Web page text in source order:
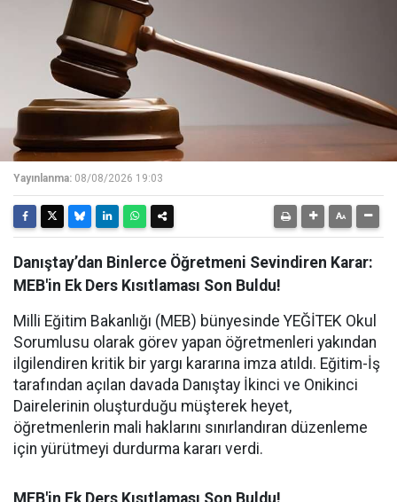
Yayınlanma: 08/08/2026 19:03
Danıştay’dan Binlerce Öğretmeni Sevindiren Karar:
MEB'in Ek Ders Kısıtlaması Son Buldu!
Milli Eğitim Bakanlığı (MEB) bünyesinde YEĞİTEK Okul
Sorumlusu olarak görev yapan öğretmenleri yakından
ilgilendiren kritik bir yargı kararına imza atıldı. Eğitim-İş
tarafından açılan davada Danıştay İkinci ve Onikinci
Dairelerinin oluşturduğu müşterek heyet,
öğretmenlerin mali haklarını sınırlandıran düzenleme
için yürütmeyi durdurma kararı verdi.
MEB'in Ek Ders Kısıtlaması Son Buldu!